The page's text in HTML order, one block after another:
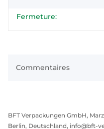
Fermeture:
Commentaires
BFT Verpackungen GmbH,
Berlin, Deutschland, info@bft-